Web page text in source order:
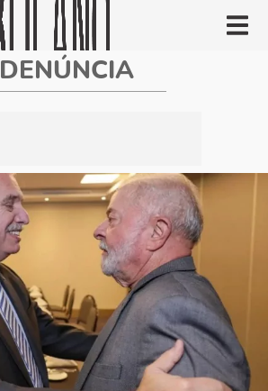
DENÚNCIA